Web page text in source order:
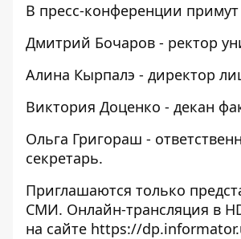
В пресс-конференции примут
Дмитрий Бочаров - ректор
Алина Кырпалэ - директор
Виктория Доценко - декан
Ольга Григораш -
секретарь.
Приглашаются только
СМИ. Онлайн-трансляция в
на сайте https://